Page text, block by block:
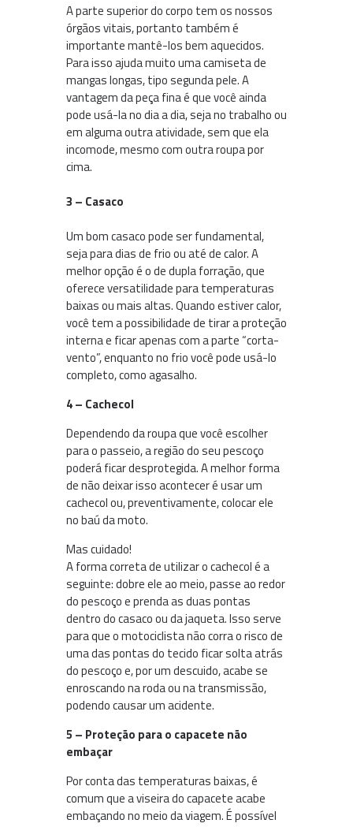
A parte superior do corpo tem os nossos
órgãos vitais, portanto também é
importante mantê-los bem aquecidos.
Para isso ajuda muito uma camiseta de
mangas longas, tipo segunda pele. A
vantagem da peça fina é que você ainda
pode usá-la no dia a dia, seja no trabalho ou
em alguma outra atividade, sem que ela
incomode, mesmo com outra roupa por
cima.
3 – Casaco
Um bom casaco pode ser fundamental,
seja para dias de frio ou até de calor. A
melhor opção é o de dupla forração, que
oferece versatilidade para temperaturas
baixas ou mais altas. Quando estiver calor,
você tem a possibilidade de tirar a proteção
interna e ficar apenas com a parte “corta-
vento”, enquanto no frio você pode usá-lo
completo, como agasalho.
4 – Cachecol
Dependendo da roupa que você escolher
para o passeio, a região do seu pescoço
poderá ficar desprotegida. A melhor forma
de não deixar isso acontecer é usar um
cachecol ou, preventivamente, colocar ele
no baú da moto.
Mas cuidado!
A forma correta de utilizar o cachecol é a
seguinte: dobre ele ao meio, passe ao redor
do pescoço e prenda as duas pontas
dentro do casaco ou da jaqueta. Isso serve
para que o motociclista não corra o risco de
uma das pontas do tecido ficar solta atrás
do pescoço e, por um descuido, acabe se
enroscando na roda ou na transmissão,
podendo causar um acidente.
5 – Proteção para o capacete não
embaçar
Por conta das temperaturas baixas, é
comum que a viseira do capacete acabe
embaçando no meio da viagem. É possível